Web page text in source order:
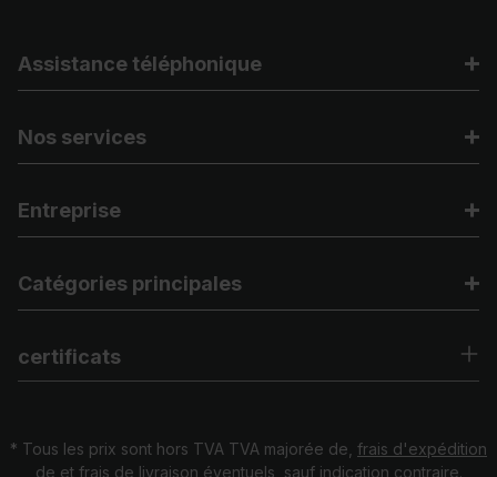
Assistance téléphonique
Nos services
Entreprise
Catégories principales
certificats
* Tous les prix sont hors TVA TVA majorée de, frais d'expédition
de et frais de livraison éventuels, sauf indication contraire.